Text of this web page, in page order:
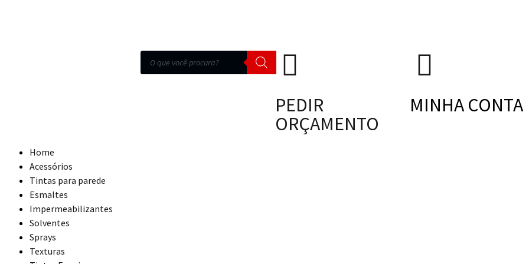
PEDIR
ORÇAMENTO
MINHA CONTA
Home
Acessórios
Tintas para parede
Esmaltes
Impermeabilizantes
Solventes
Sprays
Texturas